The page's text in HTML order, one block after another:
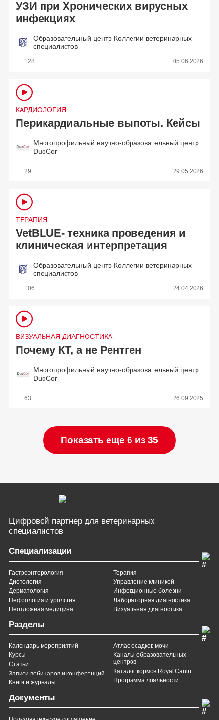
УЗИ при Хронических вирусных
инфекциях
Образовательный центр Коллегии ветеринарных
специалистов
128 05.06.2026
КАРДИОЛОГИЯ
Перикардиальные выпоты. Кейсы
Многопрофильный научно-образовательный центр
DuoCor
29 29.05.2026
ТЕРАПИЯ
VetBLUE- техника проведения и
клиническая интерпретация
Образовательный центр Коллегии ветеринарных
специалистов
106 24.04.2026
ВИЗУАЛЬНАЯ ДИАГНОСТИКА
Почему КТ, а не Рентген
Многопрофильный научно-образовательный центр
DuoCor
63 26.09.2025
Показать еще 6 из 35
Цифровой партнер для ветеринарных
специалистов
Специализации
Гастроэнтерология
Диетология
Дерматология
Нефрология и урология
Неотложная медицина
Терапия
Управление клиникой
Инфекционные болезни
Лабораторная диагностика
Визуальная диагностика
Разделы
Календарь мероприятий
Курсы
Статьи
Записи вебинаров и конференций
Книги и журналы
Атлас осадков мочи
Каналы образовательных
центров
Каталог кормов Royal Canin
Программа лояльности
Документы